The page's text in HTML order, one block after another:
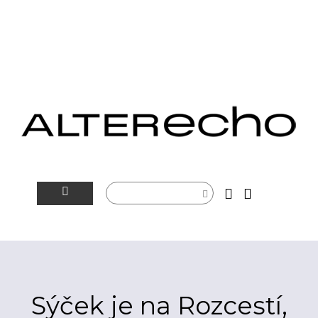
ARTEIN
ROZHOVORY
Sýček je na Rozcestí,